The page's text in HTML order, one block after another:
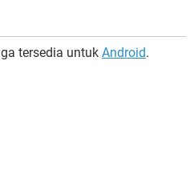
tersedia untuk Android.